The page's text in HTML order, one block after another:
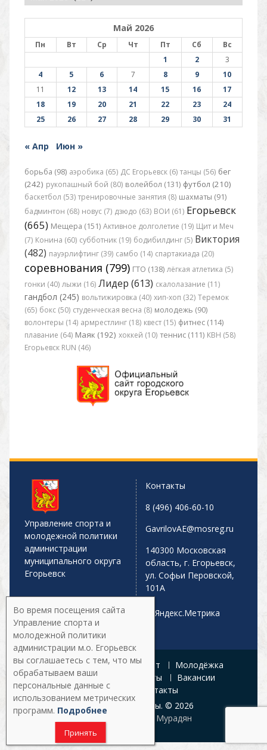
Май 2026
Пн Вт Ср Чт Пт Сб
Вс
1
2
3
4
5 6 7 8 9
10
11
12 13 14 15 16
17
18
19 20 21 22 23
24
25
26 27 28 29 30 31
« Апр Июн »
борьба (98) аэробика (65) ДС Егорьевск (6) танцы (56) бег
(242) рукопашный бой (80) волейбол (131) футбол (210)
баскетбол (53) тренировочные занятия (8) шахматы (91)
бадминтон (68) новус (7) дзюдо (63) ВОИ (61) Егорьевск
(665) Мещера (151) Активное долголетие (19) Щит и Меч
(7) Конина (60) субботник (19) бодибилдинг (5) Виктория
(482) пауэрлифтинг (39) самбо (14) спартакиада (20)
соревнования (799) ГТО (138) лёгкая атлетика (5)
гонки (40) лыжи (16) Лидер (613) скалолазание (11)
гандбол (245) вольтижировка (40) хип-хоп (32) Теремок
(65) бокс (50) студенческая весна (8) молодежь (90)
волонтеры (14) армрестлинг (18) квест (15) фитнес (114)
плавание (64) Маяк (192) хоккей (10) теннис (111) КВН (58)
Егорьевск RUN (46)
Управление спорта и
молодежной политики
администрации
муниципального округа
Егорьевск
Контакты
8 (496) 406-60-10
GavrilovAE@mosreg.ru
140300 Московская
область, г. Егорьевск,
ул. Софьи Перовской,
101А
Главная Афиша Спорт
Молодёжка
Управление
Документы
Вакансии
Галерея
Контакты
Все права защищены. © 2026
Разработка:
Армен Мурадян
Во время посещения сайта
Управление спорта и
молодежной политики
администрации м.о. Егорьевск
вы соглашаетесь с тем, что мы
обрабатываем ваши
персональные данные с
использованием метрических
программ. Подробнее